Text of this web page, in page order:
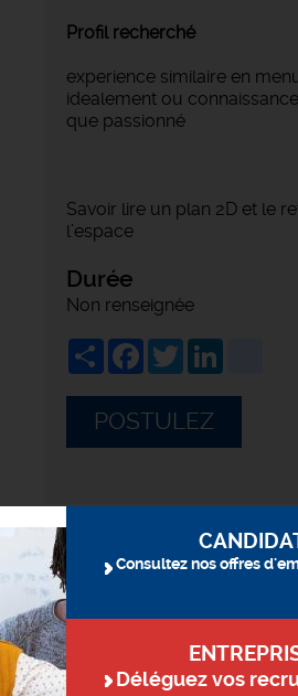
Profil recherché
experience similaire en
idealement ou
que passionné
Savoir lire un plan 2D et le
l’espace
Durée
Non renseignée
ShareFacebook
Twitter
POSTULEZ
Consultez nos offres
Déléguez vos